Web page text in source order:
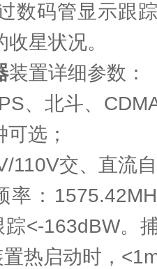
数码管显示跟
星状况。
装置详细参数：
、北斗、
选；
110V交、直流
率：
踪<-163dBW。
热启动时，